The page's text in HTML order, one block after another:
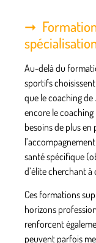
Au-delà du
sportifs
que le coaching de
encore le
besoins de plus
santé spécifique
d’élite cherchant
Ces formations
horizons
renforcent
peuvent parfois